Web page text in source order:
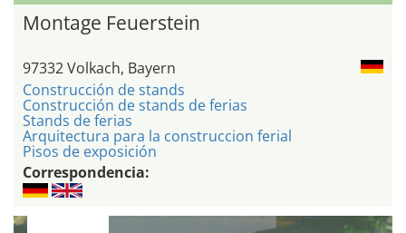
Montage Feuerstein
97332 Volkach, Bayern
Construcción de stands
Construcción de stands de ferias
Stands de ferias
Arquitectura para la construccion ferial
Pisos de exposición
Correspondencia: